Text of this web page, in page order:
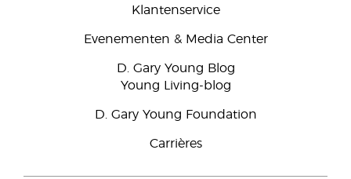
Klantenservice
Evenementen & Media Center
D. Gary Young Blog
Young Living-blog
D. Gary Young Foundation
Carrières